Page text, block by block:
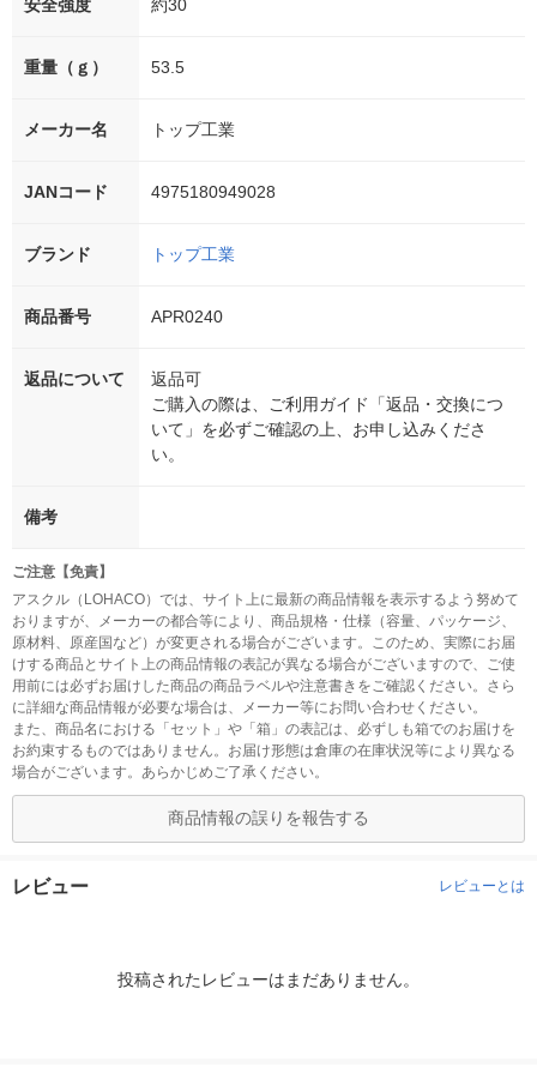
安全強度 約30
重量（ｇ） 53.5
メーカー名 トップ工業
JANコード 4975180949028
ブランド トップ工業
商品番号 APR0240
返品について
返品可
ご購入の際は、ご利用ガイド「返品・交換につ
いて」を必ずご確認の上、お申し込みくださ
い。
備考
ご注意【免責】
アスクル（LOHACO）では、サイト上に最新の商品情報を表示するよう努めて
おりますが、メーカーの都合等により、商品規格・仕様（容量、パッケージ、
原材料、原産国など）が変更される場合がございます。このため、実際にお届
けする商品とサイト上の商品情報の表記が異なる場合がございますので、ご使
用前には必ずお届けした商品の商品ラベルや注意書きをご確認ください。さら
に詳細な商品情報が必要な場合は、メーカー等にお問い合わせください。
また、商品名における「セット」や「箱」の表記は、必ずしも箱でのお届けを
お約束するものではありません。お届け形態は倉庫の在庫状況等により異なる
場合がございます。あらかじめご了承ください。
商品情報の誤りを報告する
レビュー レビューとは
投稿されたレビューはまだありません。